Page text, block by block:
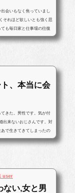
会いもなく焦っていまし
それほど欲しいとも強く思
も毎日家と仕事場の往復
、本当に会
きた。男性です。気が付
出来ないおじさんです。対
で生きてきてしまったの
user
ない,女と男